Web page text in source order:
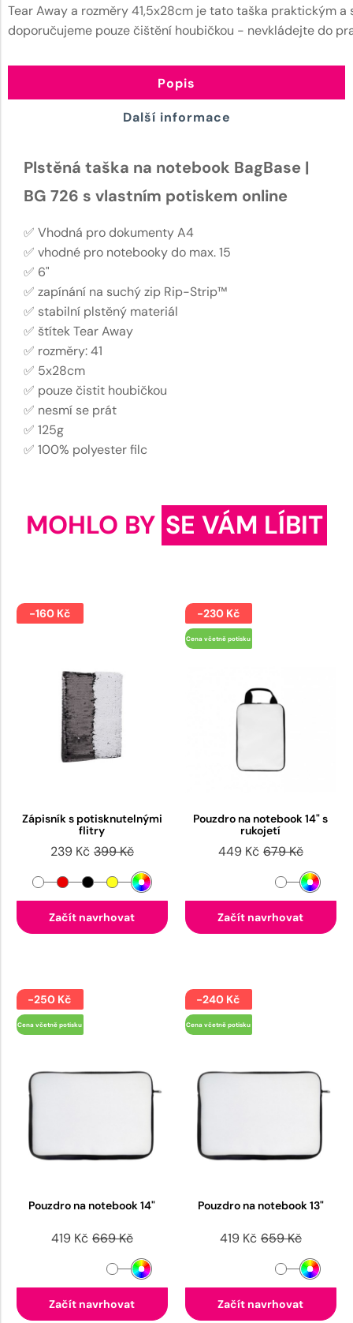
Tear Away a rozměry 41,5x28cm je tato taška praktickým
doporučujeme pouze čištění houbičkou - nevkládejte do
Popis
Další informace
Plstěná taška na notebook BagBase |
BG 726 s vlastním potiskem online
✅ Vhodná pro dokumenty A4
✅ vhodné pro notebooky do max. 15
✅ 6"
✅ zapínání na suchý zip Rip-Strip™
✅ stabilní plstěný materiál
✅ štítek Tear Away
✅ rozměry: 41
✅ 5x28cm
✅ pouze čistit houbičkou
✅ nesmí se prát
✅ 125g
✅ 100% polyester filc
MOHLO BY SE VÁM LÍBIT
-160 Kč
Zápisník s potisknutelnými
flitry
239 Kč 399 Kč
Začít navrhovat
-230 Kč
Cena včetně potisku
Pouzdro na notebook 14" s
rukojetí
449 Kč 679 Kč
Začít navrhovat
-250 Kč
Cena včetně potisku
Pouzdro na notebook 14"
419 Kč 669 Kč
Začít navrhovat
-240 Kč
Cena včetně potisku
Pouzdro na notebook 13"
419 Kč 659 Kč
Začít navrhovat